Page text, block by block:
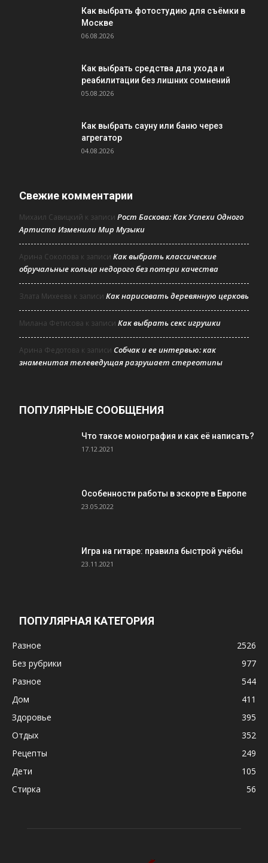
Как выбрать фотостудию для съёмки в
Москве
06.08.2026
Как выбрать средства для ухода и
реабилитации без лишних сомнений
05.08.2026
Как выбрать сауну или баню через
агрегатор
04.08.2026
Свежие комментарии
Михаил Савицкий к записи Рост Баскова: Как Успехи Одного
Артиста Изменили Мир Музыки
Арина Соколова к записи Как выбрать классические
обручальные кольца недорого без потери качества
Злата Михеева к записи Как нарисовать деревянную церковь
Милана Фетисова к записи Как выбрать секс игрушки
Арина Федотова к записи Собчак и ее интервью: как
знаменитая телеведущая разрушает стереотипы
ПОПУЛЯРНЫЕ СООБЩЕНИЯ
Что такое монография и как её написать?
17.12.2021
Особенности работы в эскорте в Европе
23.05.2022
Игра на гитаре: правила быстрой учёбы
23.11.2021
ПОПУЛЯРНАЯ КАТЕГОРИЯ
Разное
2526
Без рубрики
977
Разное
544
Дом
411
Здоровье
395
Отдых
352
Рецепты
249
Дети
105
Стирка
56